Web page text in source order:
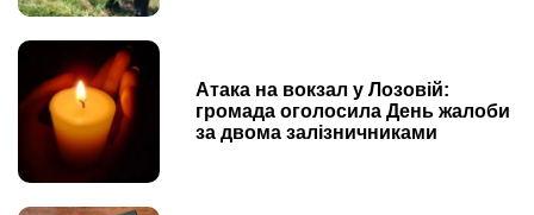
Атака на вокзал у Лозовій:
громада оголосила День жалоби
за двома залізничниками